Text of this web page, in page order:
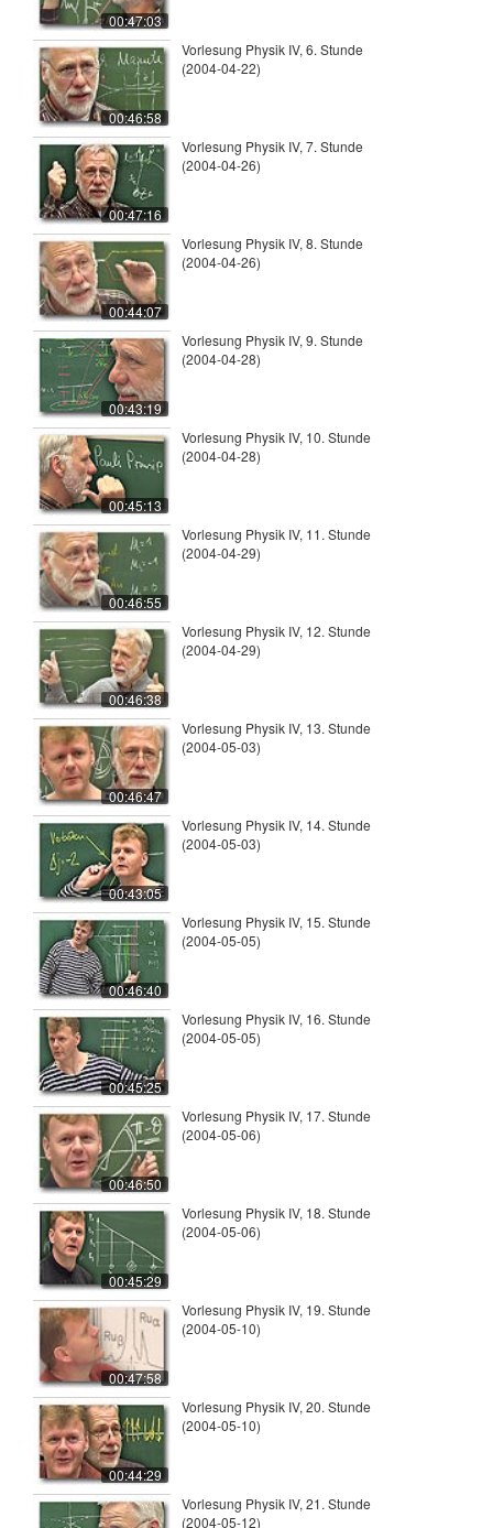
00:47:03
00:46:58
Vorlesung Physik IV, 6. Stunde
(2004-04-22)
00:47:16
Vorlesung Physik IV, 7. Stunde
(2004-04-26)
00:44:07
Vorlesung Physik IV, 8. Stunde
(2004-04-26)
00:43:19
Vorlesung Physik IV, 9. Stunde
(2004-04-28)
00:45:13
Vorlesung Physik IV, 10. Stunde
(2004-04-28)
00:46:55
Vorlesung Physik IV, 11. Stunde
(2004-04-29)
00:46:38
Vorlesung Physik IV, 12. Stunde
(2004-04-29)
00:46:47
Vorlesung Physik IV, 13. Stunde
(2004-05-03)
00:43:05
Vorlesung Physik IV, 14. Stunde
(2004-05-03)
00:46:40
Vorlesung Physik IV, 15. Stunde
(2004-05-05)
00:45:25
Vorlesung Physik IV, 16. Stunde
(2004-05-05)
00:46:50
Vorlesung Physik IV, 17. Stunde
(2004-05-06)
00:45:29
Vorlesung Physik IV, 18. Stunde
(2004-05-06)
00:47:58
Vorlesung Physik IV, 19. Stunde
(2004-05-10)
00:44:29
Vorlesung Physik IV, 20. Stunde
(2004-05-10)
Vorlesung Physik IV, 21. Stunde
(2004-05-12)